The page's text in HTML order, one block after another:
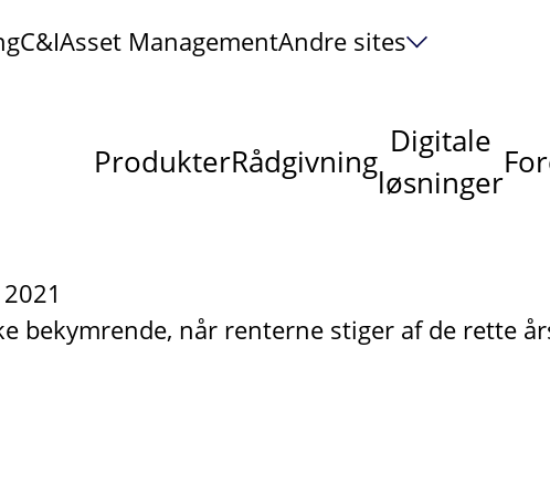
C&IAsset ManagementAndre sites
ProdukterRådgivning
Digitale
løsninger
2021
bekymrende, når renterne stiger af de rette